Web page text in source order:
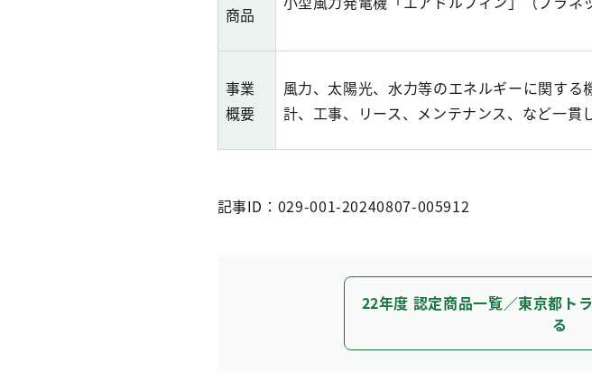
商品
事業
概要
風力、太陽光、水力等のエネルギーに関す
計、工事、リース、メンテナンス、など一貫
記事ID：029-001-20240807-005912
22年度 認定商品一覧／東京都ト
る